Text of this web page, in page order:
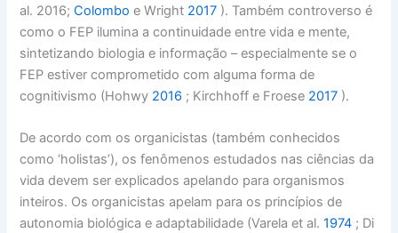
al. 2016;Colombo e Wright 2017 ). Também controverso é
como o FEP ilumina a continuidade entre vida e mente,
sintetizando biologia e informação – especialmente se o
FEP estiver comprometido com alguma forma de
cognitivismo (Hohwy 2016 ; Kirchhoff e Froese 2017 ).
De acordo com os organicistas (também conhecidos
como ‘holistas’), os fenômenos estudados nas ciências da
vida devem ser explicados apelando para organismos
inteiros. Os organicistas apelam para os princípios de
autonomia biológica e adaptabilidade (Varela et al.1974 ; Di